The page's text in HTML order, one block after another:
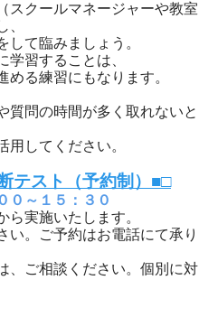
スクールマネージャーや教室
、
して臨みましょう。
学習することは、
める練習にもなります。
質問の時間が多く取れないと
用してください。
テスト（予約制）■□
０～１５：３０
ら実施いたします。
い。ご予約はお電話にて承り
、ご相談ください。個別に対